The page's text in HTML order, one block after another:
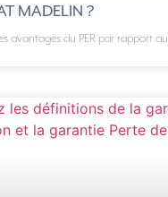
MADELIN ?
avantages du PER par rapport au